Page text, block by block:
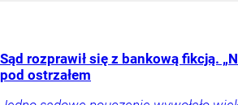
Sąd rozprawił się z bankową fikcją.
pod ostrzałem